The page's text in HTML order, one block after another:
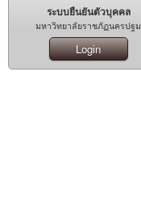
ระบบยืนยันตัวบุคคล
มหาวิทยาลัยราชภัฏนครปฐม
Login